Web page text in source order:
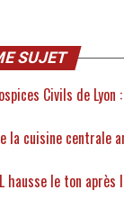
SUJET
Civils de Lyon
la cuisine centrale
hausse le ton